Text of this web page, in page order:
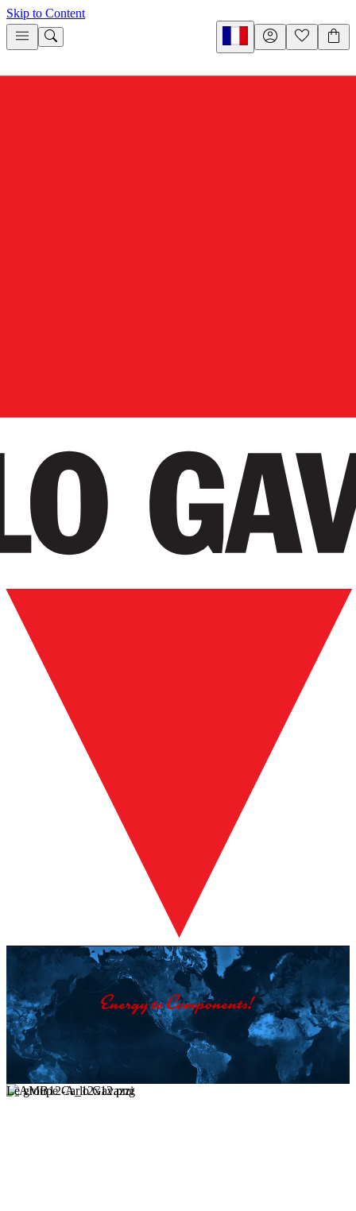
Skip to Content
Le groupe Carlo Gavazzi